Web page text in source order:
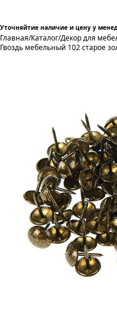
Уточняйтие наличие и цену у
Главная/Каталог/Декор для
Гвоздь мебельный 102 старое